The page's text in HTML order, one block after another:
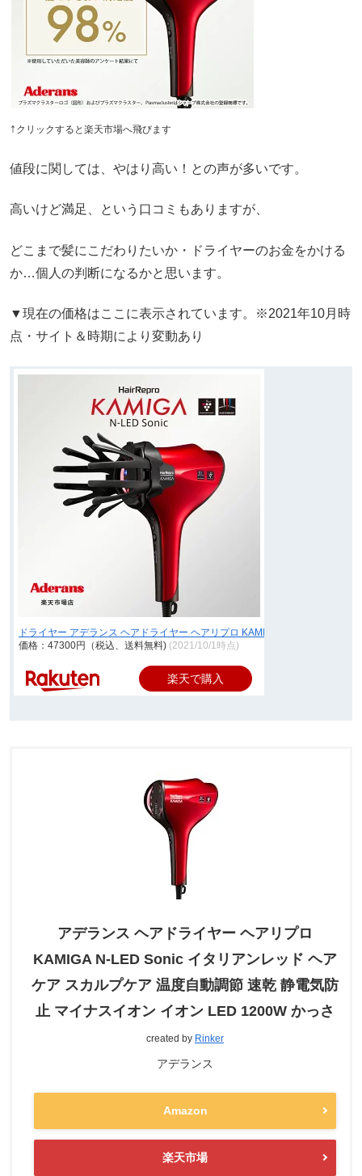
↑ クリックすると楽天市場へ飛びます
値段に関しては、やはり高い！との声が多いです。
高いけど満足、という口コミもありますが、
どこまで髪にこだわりたいか・ドライヤーのお金をかける
か…個人の判断になるかと思います。
▼現在の価格はここに表示されています。※2021年10月時
点・サイト＆時期により変動あり
ドライヤー アデランス ヘアドライヤー ヘアリプロ KAMIGA N-LED S…
価格：47300円（税込、送料無料) (2021/10/1時点)
楽天で購入
アデランス ヘアドライヤー ヘアリプロ
KAMIGA N-LED Sonic イタリアンレッド ヘア
ケア スカルプケア 温度自動調節 速乾 静電気防
止 マイナスイオン イオン LED 1200W かっさ
created by Rinker
アデランス
Amazon
楽天市場